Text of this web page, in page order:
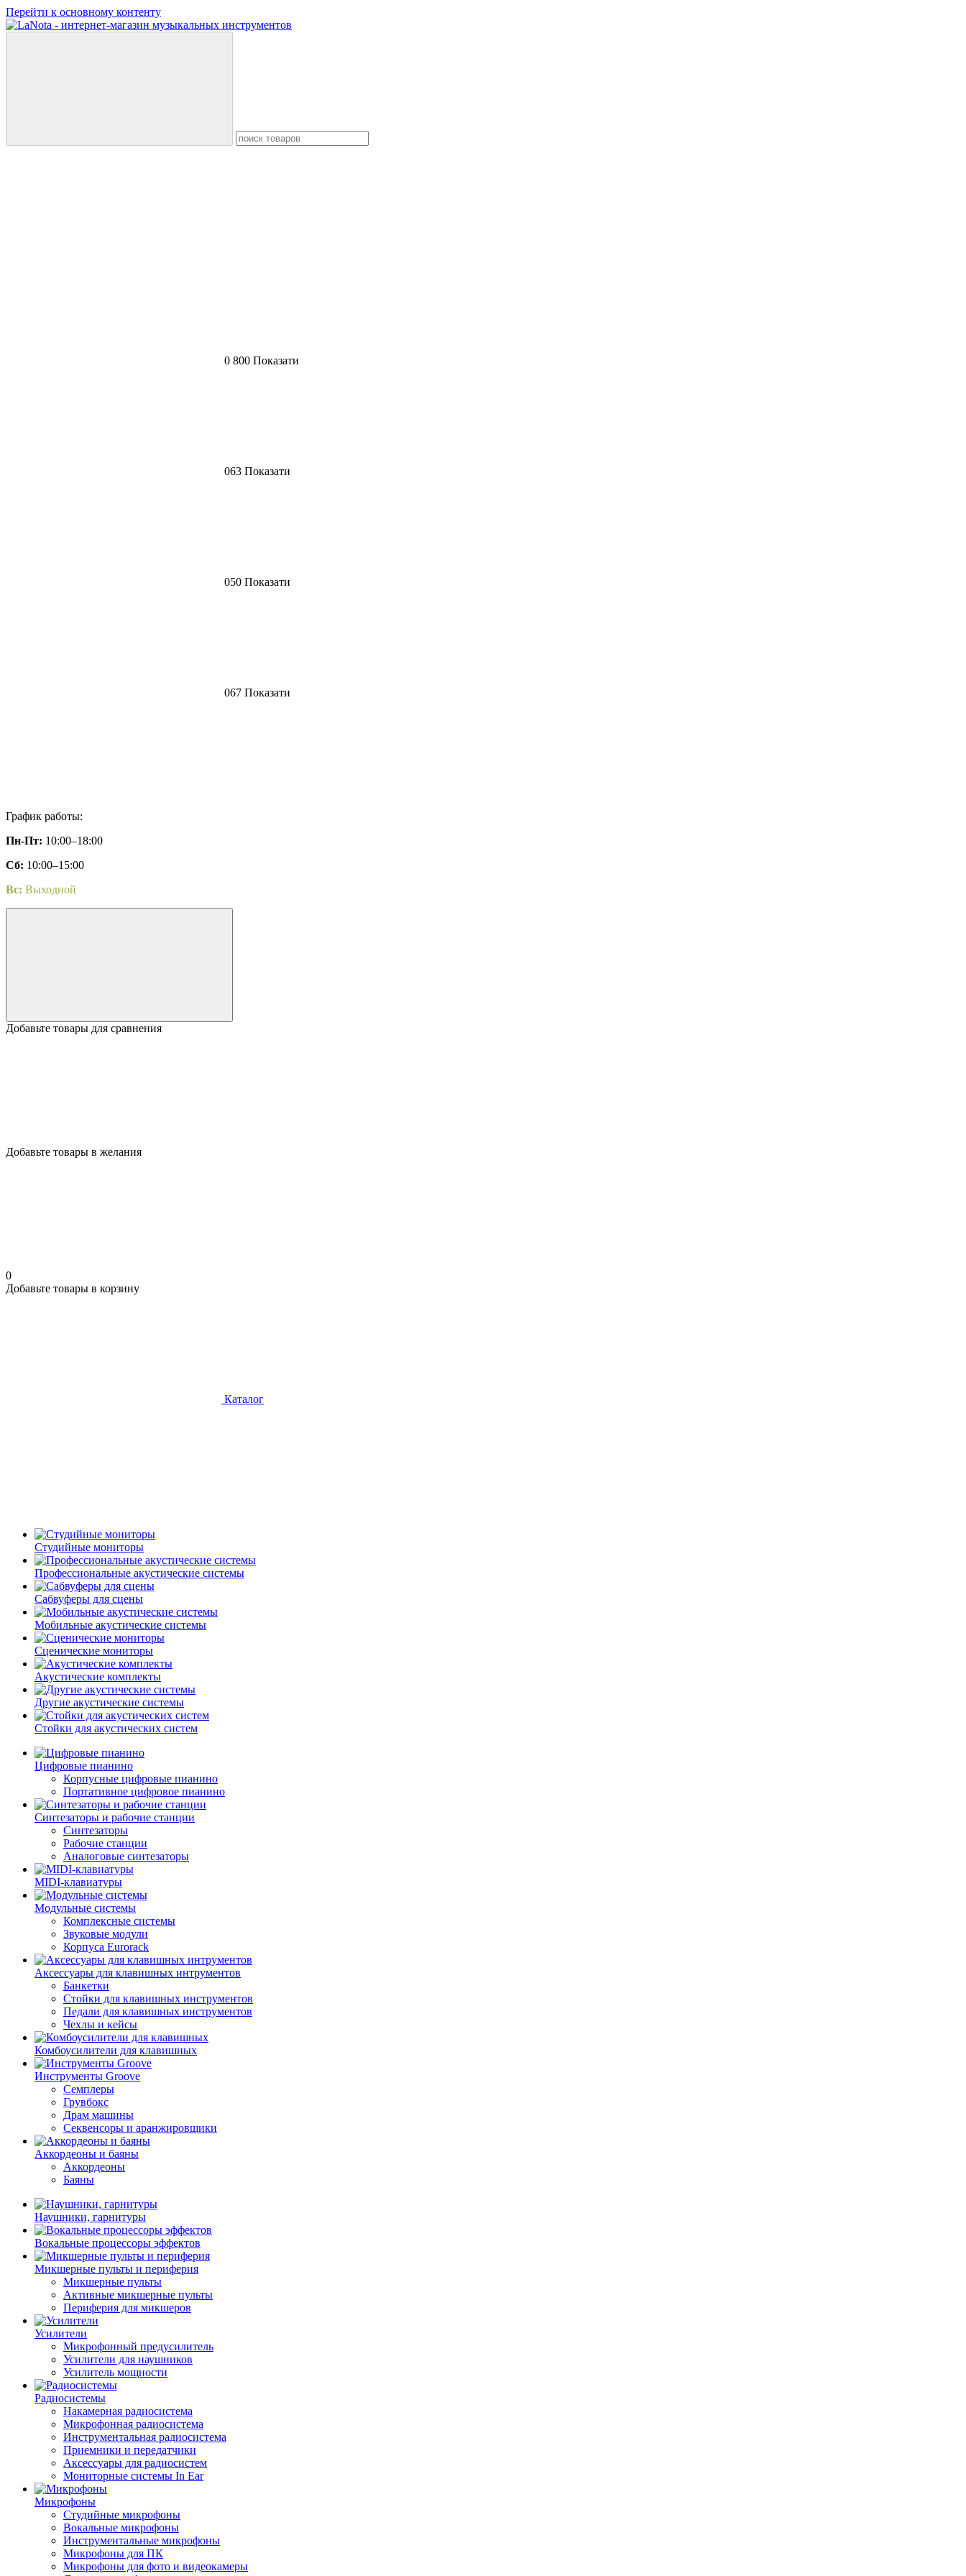
Перейти к основному контенту
0 800 Показати
063 Показати
050 Показати
067 Показати
График работы:
Пн-Пт: 10:00–18:00
Сб: 10:00–15:00
Вс: Выходной
Добавьте товары для сравнения
Добавьте товары в желания
0
Добавьте товары в корзину
Каталог
Студийные мониторы
Профессиональные акустические системы
Сабвуферы для сцены
Мобильные акустические системы
Сценические мониторы
Акyстические комплекты
Другие акустические системы
Стойки для акустических систем
Цифровые пианино
Корпусные цифровые пианино
Портативное цифровое пианино
Синтезаторы и рабочие станции
Синтезаторы
Рабочие станции
Аналоговые синтезаторы
MIDI-клавиатуры
Модульные системы
Комплексные системы
Звуковые модули
Корпуса Eurorack
Аксессуары для клавишных интрументов
Банкетки
Стойки для клавишных инструментов
Педали для клавишных инструментов
Чехлы и кейсы
Комбоусилители для клавишных
Инструменты Groove
Семплеры
Грувбокс
Драм машины
Секвенсоры и аранжировщики
Аккордеоны и баяны
Аккордеоны
Баяны
Наушники, гарнитуры
Вокальные процессоры эффектов
Микшерные пульты и периферия
Микшерные пульты
Активные микшерные пульты
Периферия для микшеров
Усилители
Микрофонный предусилитель
Усилители для наушников
Усилитель мощности
Радиосистемы
Накамерная радиосистема
Микрофонная радиосистема
Инструментальная радиосистема
Приемники и передатчики
Аксессуары для радиосистем
Мониторные системы In Ear
Микрофоны
Студийные микрофоны
Вокальные микрофоны
Инструментальные микрофоны
Микрофоны для ПК
Микрофоны для фото и видеокамеры